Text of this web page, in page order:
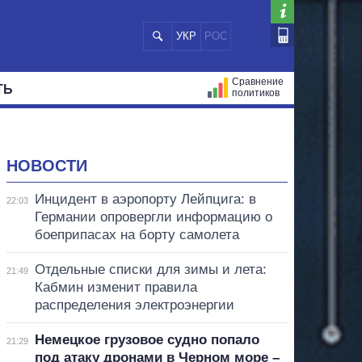
УКР РОС
Сравнение
политиков
НОВОСТИ
22:03
Инцидент в аэропорту Лейпцига: в
Германии опровергли информацию о
боеприпасах на борту самолета
21:49
Отдельные списки для зимы и лета:
Кабмин изменит правила
распределения электроэнергии
21:29
Немецкое грузовое судно попало
под атаку дронами в Черном море –